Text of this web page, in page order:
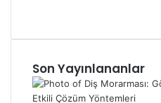
Son Yayınlananlar